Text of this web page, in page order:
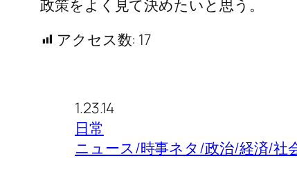
政策をよく見て決めたいと思う。
アクセス数: 17
1.23.14
日常
ニュース/時事ネタ/政治/経済/社